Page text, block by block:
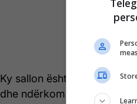
Ky sallon është i
dhe ndërkombëtarë për